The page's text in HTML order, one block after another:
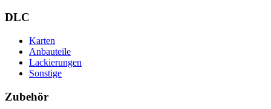
DLC
Karten
Anbauteile
Lackierungen
Sonstige
Zubehör